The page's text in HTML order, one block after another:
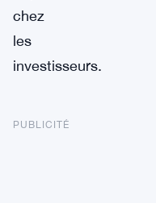
chez
les
investisseurs.
PUBLICITÉ